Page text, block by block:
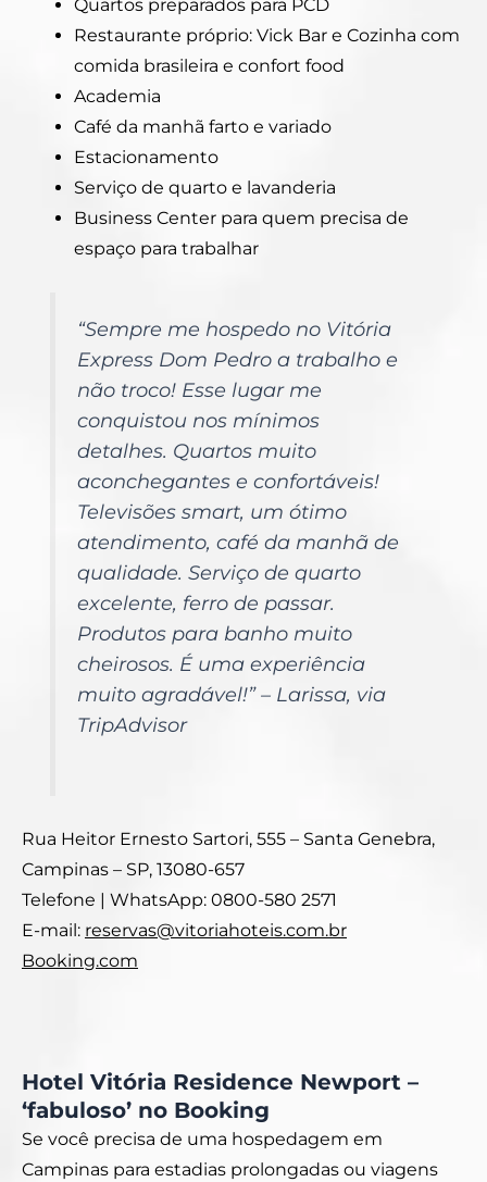
Quartos preparados para PCD
Restaurante próprio: Vick Bar e Cozinha com
comida brasileira e confort food
Academia
Café da manhã farto e variado
Estacionamento
Serviço de quarto e lavanderia
Business Center para quem precisa de
espaço para trabalhar
“Sempre me hospedo no Vitória
Express Dom Pedro a trabalho e
não troco! Esse lugar me
conquistou nos mínimos
detalhes. Quartos muito
aconchegantes e confortáveis!
Televisões smart, um ótimo
atendimento, café da manhã de
qualidade. Serviço de quarto
excelente, ferro de passar.
Produtos para banho muito
cheirosos. É uma experiência
muito agradável!” – Larissa, via
TripAdvisor
Rua Heitor Ernesto Sartori, 555 – Santa Genebra,
Campinas – SP, 13080-657
Telefone | WhatsApp: 0800-580 2571
E-mail: reservas@vitoriahoteis.com.br
Booking.com
Hotel Vitória Residence Newport –
‘fabuloso’ no Booking
Se você precisa de uma hospedagem em
Campinas para estadias prolongadas ou viagens